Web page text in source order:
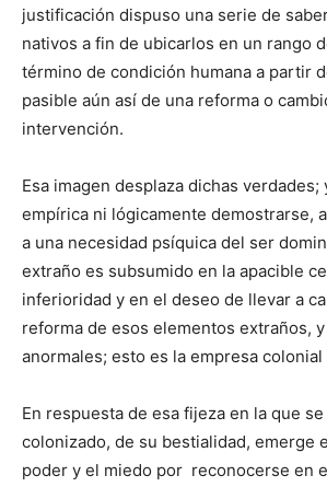
justificación dispuso una serie de
nativos a fin de ubicarlos en un rango
término de condición humana a partir
pasible aún así de una reforma o
intervención.
Esa imagen desplaza dichas verdades;
empírica ni lógicamente demostrarse,
a una necesidad psíquica del ser
extraño es subsumido en la apacible
inferioridad y en el deseo de llevar a
reforma de esos elementos extraños,
anormales; esto es la empresa
En respuesta de esa fijeza en la que
colonizado, de su bestialidad, emerge
poder y el miedo por reconocerse en